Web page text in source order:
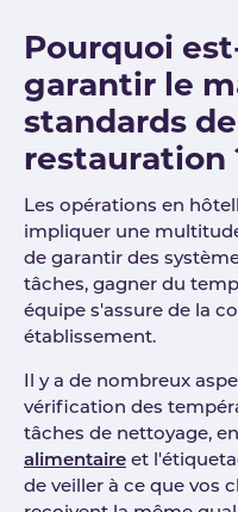
Pourquoi
garantir le
standards
restauration
Les opérations en
impliquer une
de garantir des
tâches, gagner du
équipe s'assure de la
établissement.
Il y a de nombreux
vérification des
tâches de nettoyage,
alimentaire et
de veiller à ce que vos